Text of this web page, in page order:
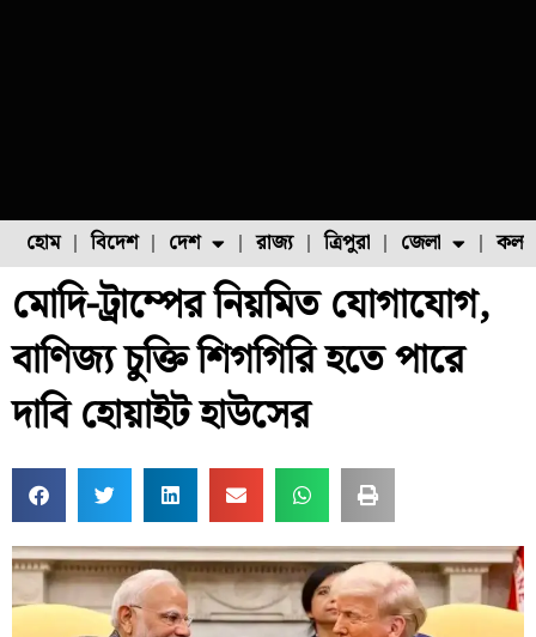
হোম বিদেশ দেশ
ফুল চাষ ফল চাষ মাছ চাষ পোল্ট্রি চাষ
রাজ্য ত্রিপুরা জেলা
উত্তর ২৪ পরগনা
মোদি-ট্রাম্পের নিয়মিত যোগাযোগ,
বাণিজ্য চুক্তি শিগগিরি হতে পারে
দাবি হোয়াইট হাউসের